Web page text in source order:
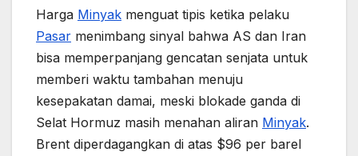
Harga Minyak menguat tipis ketika pelaku
Pasar menimbang sinyal bahwa AS dan Iran
bisa memperpanjang gencatan senjata untuk
memberi waktu tambahan menuju
kesepakatan damai, meski blokade ganda di
Selat Hormuz masih menahan aliran Minyak.
Brent diperdagangkan di atas $96 per barel